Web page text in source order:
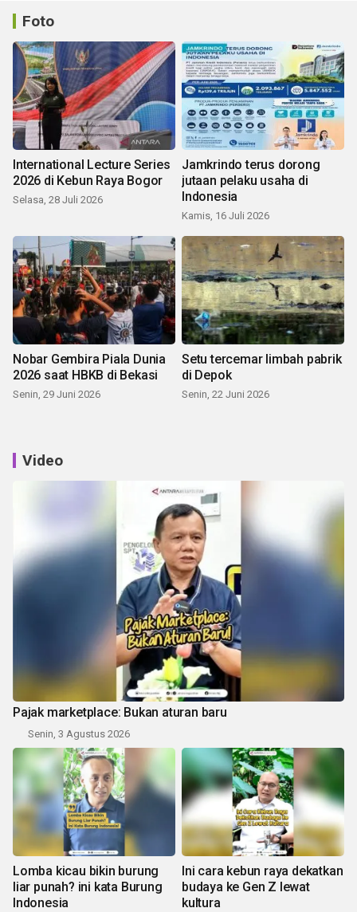
Foto
International Lecture Series
2026 di Kebun Raya Bogor
Selasa, 28 Juli 2026
Jamkrindo terus dorong
jutaan pelaku usaha di
Indonesia
Kamis, 16 Juli 2026
Nobar Gembira Piala Dunia
2026 saat HBKB di Bekasi
Senin, 29 Juni 2026
Setu tercemar limbah pabrik
di Depok
Senin, 22 Juni 2026
Video
Pajak marketplace: Bukan aturan baru
Senin, 3 Agustus 2026
Lomba kicau bikin burung
liar punah? ini kata Burung
Indonesia
Ini cara kebun raya dekatkan
budaya ke Gen Z lewat
kultura